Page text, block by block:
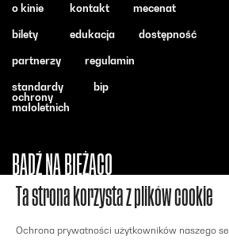
Ta strona korzysta z plików cookie
Ochrona prywatności użytkowników naszego
BĄDŹ NA BIEŻĄCO
Otwiera się w nowym oknie -
Otwiera się w nowym
Otwiera się w
o kinie kontakt mecenat
bilety edukacja dostępność
partnerzy regulamin
standardy
ochrony
małoletnich
bip